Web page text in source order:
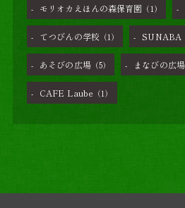
モリオカえほんの森保育園 （1）
てつびんの学校 （1） SUNABA
あそびの広場 （5） まなびの広場
CAFE Laube （1）